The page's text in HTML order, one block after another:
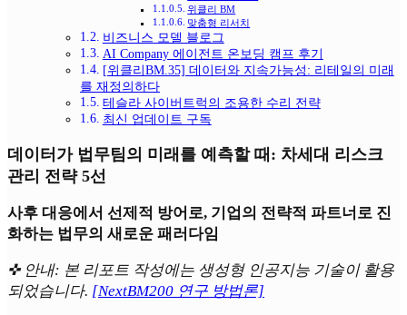
위클리 BM
맞춤형 리서치
비즈니스 모델 블로그
AI Company 에이전트 온보딩 캠프 후기
[위클리BM.35] 데이터와 지속가능성: 리테일의 미래
를 재정의하다
테슬라 사이버트럭의 조용한 수리 전략
최신 업데이트 구독
데이터가 법무팀의 미래를 예측할 때: 차세대 리스크
관리 전략 5선
사후 대응에서 선제적 방어로, 기업의 전략적 파트너로 진
화하는 법무의 새로운 패러다임
✜ 안내: 본 리포트 작성에는 생성형 인공지능 기술이 활용
되었습니다. [NextBM200 연구 방법론]